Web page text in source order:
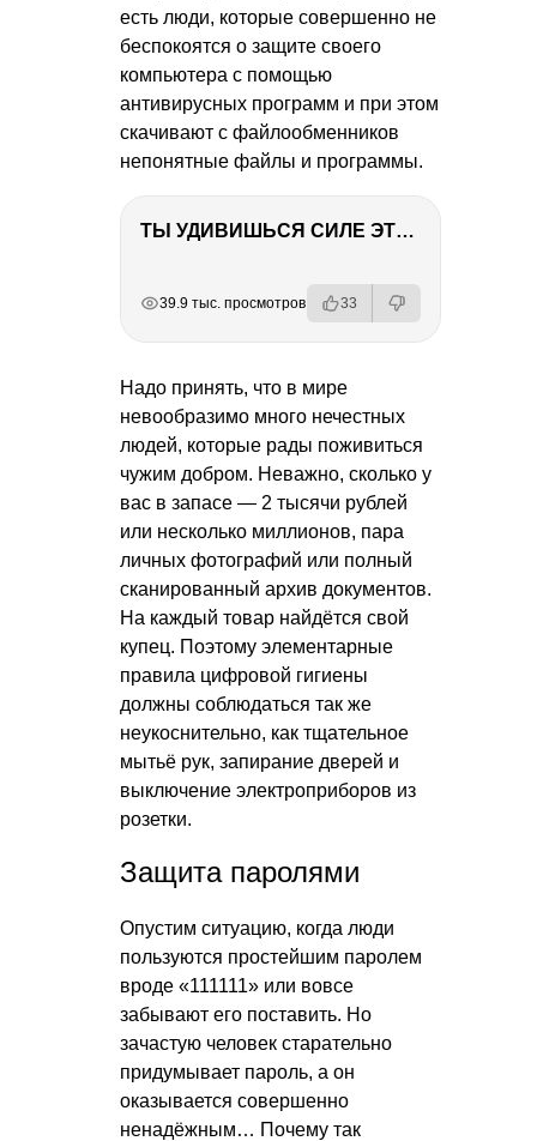
есть люди, которые совершенно не
беспокоятся о защите своего
компьютера с помощью
антивирусных программ и при этом
скачивают с файлообменников
непонятные файлы и программы.
ТЫ УДИВИШЬСЯ СИЛЕ ЭТО ЧЕЛОВЕКА! Блог о нашей поездке в Вышний Волочек
39.9 тыс. просмотров 33
Надо принять, что в мире
невообразимо много нечестных
людей, которые рады поживиться
чужим добром. Неважно, сколько у
вас в запасе — 2 тысячи рублей
или несколько миллионов, пара
личных фотографий или полный
сканированный архив документов.
На каждый товар найдётся свой
купец. Поэтому элементарные
правила цифровой гигиены
должны соблюдаться так же
неукоснительно, как тщательное
мытьё рук, запирание дверей и
выключение электроприборов из
розетки.
Защита паролями
Опустим ситуацию, когда люди
пользуются простейшим паролем
вроде «111111» или вовсе
забывают его поставить. Но
зачастую человек старательно
придумывает пароль, а он
оказывается совершенно
ненадёжным… Почему так